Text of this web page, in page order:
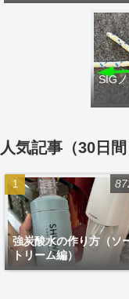
SIG
人気記事（30日間
強炭酸水の作り方（ソ
トリーム編）